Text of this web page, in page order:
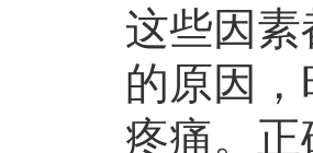
这些因
的原因
疼痛。